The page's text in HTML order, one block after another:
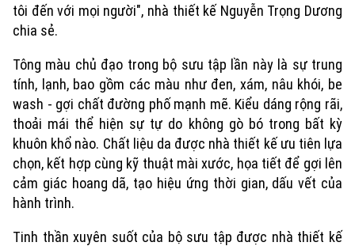
Xu hướng
tôi đến với mọi người", nhà thiết kế Nguyễn Trọng Dương
chia sẻ.
Tông màu chủ đạo trong bộ sưu tập lần này là sự trung
tính, lạnh, bao gồm các màu như đen, xám, nâu khói, be
wash - gợi chất đường phố mạnh mẽ. Kiểu dáng rộng rãi,
thoải mái thể hiện sự tự do không gò bó trong bất kỳ
khuôn khổ nào. Chất liệu da được nhà thiết kế ưu tiên lựa
chọn, kết hợp cùng kỹ thuật mài xước, họa tiết để gợi lên
cảm giác hoang dã, tạo hiệu ứng thời gian, dấu vết của
hành trình.
Tinh thần xuyên suốt của bộ sưu tập được nhà thiết kế